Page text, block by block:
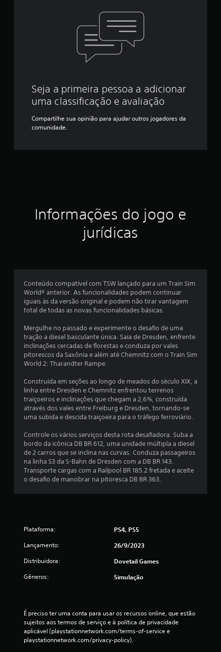
Seja a primeira pessoa a adicionar
uma classificação e avaliação
Compartilhe sua opinião para ajudar outros jogadores da
comunidade.
Informações do jogo e
jurídicas
Conteúdo compatível com TSW lançado para um Train Sim
World® anterior. As funcionalidades podem continuar
iguais às da versão original e podem não tirar vantagem
total de todas as novas funcionalidades básicas.
Mergulhe no passado e experimente o desafio de uma
tração a diesel basculante única. Saia de Dresden, enfrente
inclinações cercadas de florestas e conduza por vales
pitorescos da Saxônia e além até Chemnitz com o Train Sim
World 2: Tharandter Rampe.
Construída em seções ao longo de meados do século XIX, a
linha entre Dresden e Chemnitz enfrentou terrenos
traiçoeiros e inclinações que chegam a 2,6%, construída
através dos vales entre Freiburg e Dresden, tornando-se
uma subida e descida traiçoeira para o tráfego ferroviário.
Controle os vários serviços desta rota desafiadora. Suba a
bordo da icônica DB BR 612, uma unidade múltipla a diesel
de 2 carros que se inclina nas curvas. Conduza passageiros
na linha S3 da S-Bahn de Dresden com a DB BR 143.
Transporte cargas com a Railpool BR 185.2 fretada e aceite
o desafio de manobrar na pitoresca DB BR 363.
Plataforma: PS4, PS5
Lançamento: 26/9/2023
Distribuidora: Dovetail Games
Gêneros: Simulação
É preciso ter uma conta para usar os recursos online, que estão
sujeitos aos termos de serviço e à política de privacidade
aplicável (playstationnetwork.com/terms-of-service e
playstationnetwork.com/privacy-policy).